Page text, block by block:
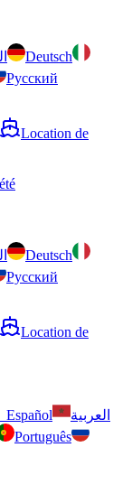
Deutsch
Русский
Location de
Deutsch
Русский
Location de
Español
العربية
Português